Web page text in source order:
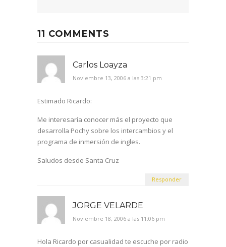
11 COMMENTS
Carlos Loayza
Noviembre 13, 2006 a las 3:21 pm
Estimado Ricardo:
Me interesaría conocer más el proyecto que
desarrolla Pochy sobre los intercambios y el
programa de inmersión de ingles.
Saludos desde Santa Cruz
Responder
JORGE VELARDE
Noviembre 18, 2006 a las 11:06 pm
Hola Ricardo por casualidad te escuche por radio